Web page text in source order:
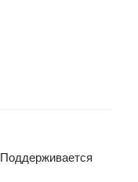
Поддерживается